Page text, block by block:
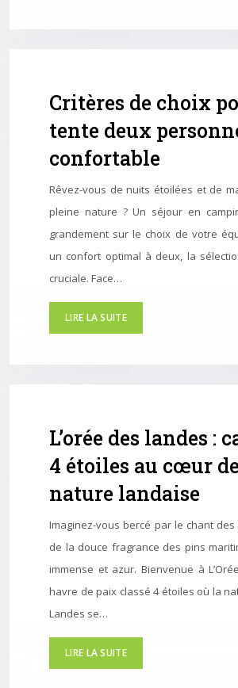
Critères de choix
tente deux
confortable
Rêvez-vous de nuits étoilées et de
pleine nature ? Un séjour en
grandement sur le choix de votre
un confort optimal à deux, la
cruciale. Face…
LIRE LA SUITE
L’orée des landes :
4 étoiles au cœur
nature landaise
Imaginez-vous bercé par le chant
de la douce fragrance des pins
immense et azur. Bienvenue à
havre de paix classé 4 étoiles où la
Landes se…
LIRE LA SUITE